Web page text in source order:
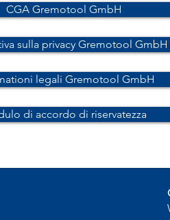
CGA Gremotool GmbH
sulla privacy Gremotool GmbH
legali Gremotool GmbH
di accordo di riservatezza